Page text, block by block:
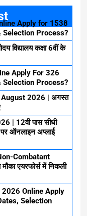
Apply for 1538
Process?
कक्षा 6वीं के
Apply For 326
Process?
2026 | अगस्त
| 12वी पास सीधी
ऑनलाइन अप्लाई
Combatant
एयरफोर्स में निकली
Online Apply
Selection